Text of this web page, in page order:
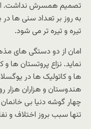
تصمیم همسرش نداشت. از
به روز بر تعداد سنی ها
تیره و تیره تر می شود.
امان از دو دستگی های
نماید. نزاع پروتستان ها و
ها و کاتولیک ها در
هندوستان و هزاران هزار
چهار گوشه دنیا بی
تنها سبب بروز اختلاف و